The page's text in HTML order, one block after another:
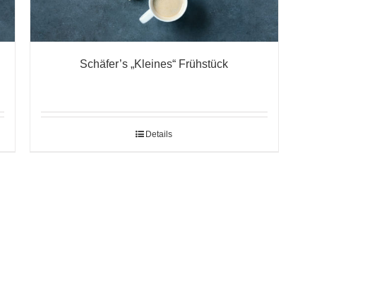
Schäfer’s „Kleines“ Frühstück
Details